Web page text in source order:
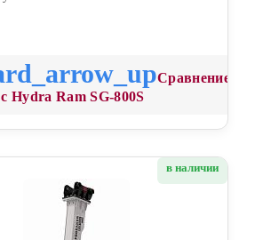
Сравнение
с Hydra Ram SG-800S
в наличии